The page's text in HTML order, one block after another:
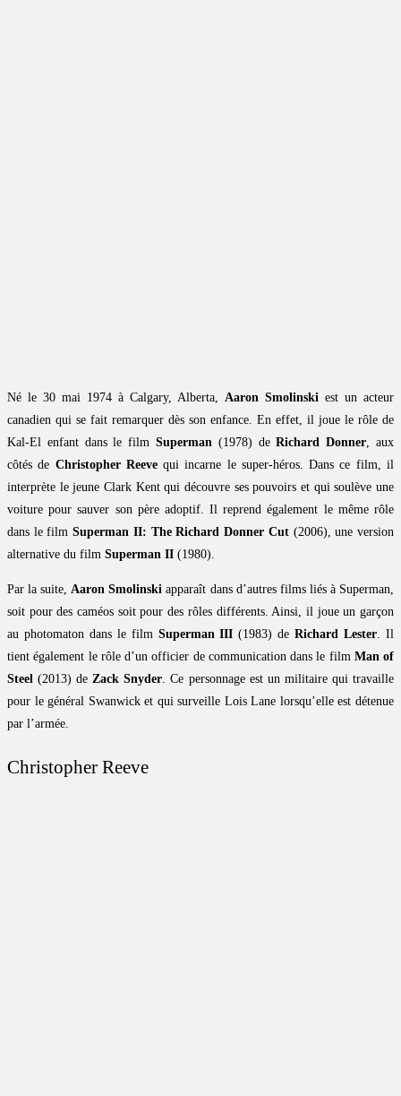
Né le 30 mai 1974 à Calgary, Alberta, Aaron Smolinski est un acteur
canadien qui se fait remarquer dès son enfance. En effet, il joue le rôle de
Kal-El enfant dans le film Superman (1978) deRichard Donner, aux
côtés de Christopher Reevequi incarne le super-héros. Dans ce film, il
interprète le jeune Clark Kent qui découvre ses pouvoirs et qui soulève une
voiture pour sauver son père adoptif. Il reprend également le même rôle
dans le filmSuperman II: The Richard Donner Cut(2006), une version
alternative du film Superman II (1980).
Par la suite,Aaron Smolinski apparaît dans d’autres films liés à Superman,
soit pour des caméos soit pour des rôles différents. Ainsi, il joue un garçon
au photomaton dans le film Superman III (1983) deRichard Lester. Il
tient également le rôle d’un officier de communication dans le film Man of
Steel (2013) deZack Snyder. Ce personnage est un militaire qui travaille
pour le général Swanwick et qui surveille Lois Lane lorsqu’elle est détenue
par l’armée.
Christopher Reeve